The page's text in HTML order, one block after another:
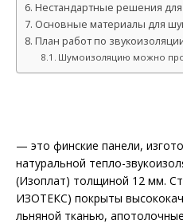
Нестандартные решения
Основные материалы для
План работ по
Шумоизоляцию можно
— это финские панели,
натуральной тепло-
(Изоплат) толщиной 12 мм.
ИЗОТЕКС) покрыты
льняной тканью,